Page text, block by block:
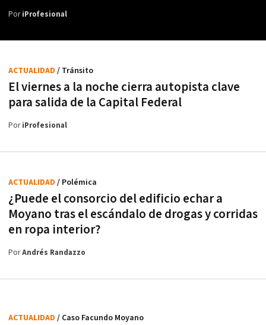
PoriProfesional
El viernes a la noche cierra autopista clave
para salida de la Capital Federal
ACTUALIDAD / Tránsito
PoriProfesional
¿Puede el consorcio del edificio echar a
Moyano tras el escándalo de drogas y corridas
en ropa interior?
ACTUALIDAD / Polémica
PorAndrés Randazzo
ACTUALIDAD / Caso Facundo Moyano